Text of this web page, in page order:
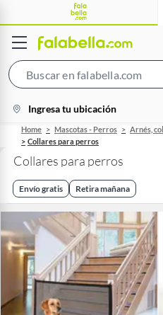
location-
icon
Ingresa tu ubicación
Home Mascotas - Perros
Arnés,
Collares para perros
Collares para perros
Envío gratis Retira mañana